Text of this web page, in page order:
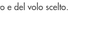
e del volo scelto.